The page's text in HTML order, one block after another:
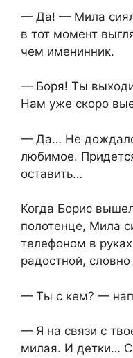
— Да! — Мила
в тот момент
чем именинник.
— Боря! Ты
Нам уже скоро
— Да… Не
любимое.
оставить…
Когда Борис
полотенце, Мила
телефоном в
радостной,
— Ты с кем? —
— Я на связи с
милая. И детки…